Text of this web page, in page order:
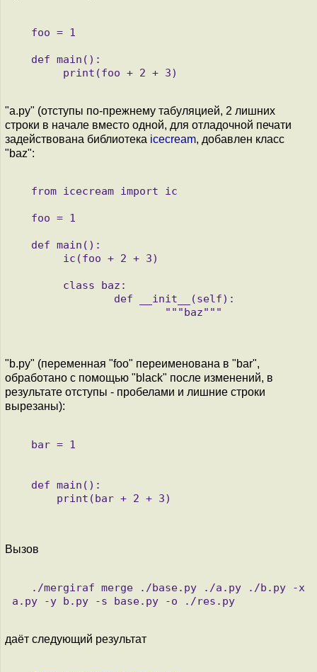
"a.py" (отступы по-прежнему табуляцией, 2 лишних
строки в начале вместо одной, для отладочной печати
задействована библиотека icecream, добавлен класс
"baz":
"b.py" (переменная "foo" переименована в "bar",
обработано с помощью "black" после изменений, в
результате отступы - пробелами и лишние строки
вырезаны):
Вызов
даёт следующий результат